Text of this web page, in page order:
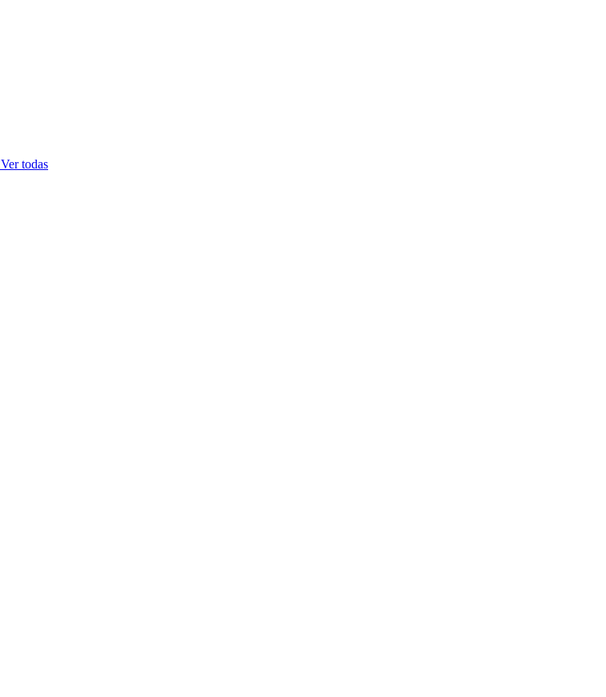
Ver todas